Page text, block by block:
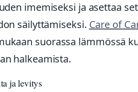
imemiseksi ja asettaa
säilyttämiseksi. Care of
suorassa lämmössä
halkeamista.
ja levitys